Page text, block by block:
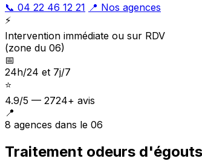
📞 04 22 46 12 21 📍 Nos agences
⚡
Intervention immédiate ou sur RDV
(zone du 06)
📅
24h/24 et 7j/7
⭐
4.9/5 — 2724+ avis
📍
8 agences dans le 06
Traitement odeurs